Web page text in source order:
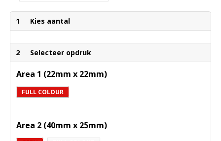
1 Kies aantal
2 Selecteer opdruk
Area 1 (22mm x 22mm)
FULL COLOUR
Area 2 (40mm x 25mm)